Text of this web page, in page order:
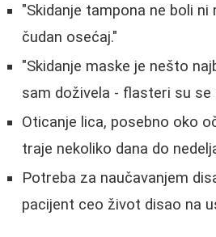
"Skidanje tampona ne boli ni
čudan osećaj."
"Skidanje maske je nešto
sam doživela - flasteri su se
Oticanje lica, posebno oko
traje nekoliko dana do
Potreba za naučavanjem
pacijent ceo život disao na